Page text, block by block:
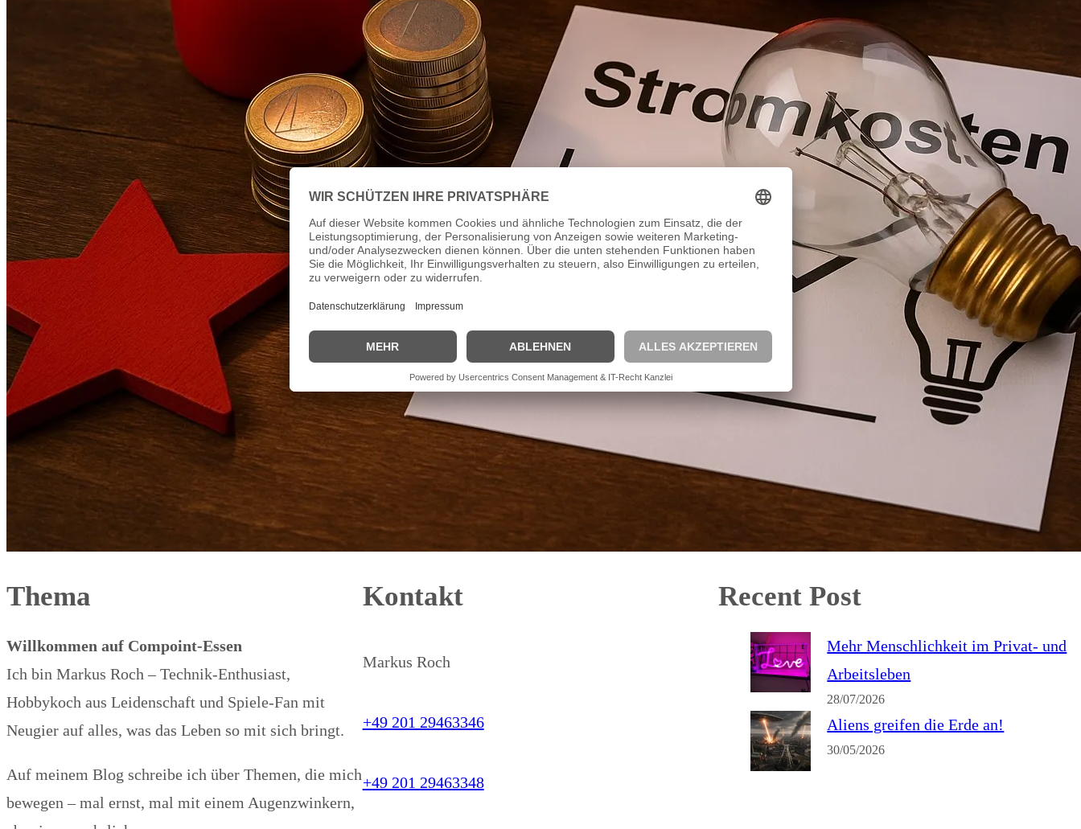
Jedes Jahr grüßt der Energieversorger
Zwischen Adventsfreude und steigenden Stromkosten Weihnachten steht
vor der Tür. Eigentlich eine Zeit der Besinnlichkeit. Eine Zeit, in der man
sich auf den Urlaub freut, auf vertraute Rituale wie das Anzünden einer
Kerze am Sonntag, auf den Duft von Tannenzweigen, Keksen und
Weihnachten im Haus. Auf Weihnachtsmärkte, Lichter, Familie. Und
natürlich auf das alljährliche Dauerfeuer…
Thema
Willkommen auf Compoint-Essen
Ich bin Markus Roch – Technik-Enthusiast,
Hobbykoch aus Leidenschaft und Spiele-Fan mit
Neugier auf alles, was das Leben so mit sich bringt.
Auf meinem Blog schreibe ich über Themen, die mich
bewegen – mal ernst, mal mit einem Augenzwinkern,
Kontakt
Markus Roch
+49 201 29463346
+49 201 29463348
Recent Post
Mehr Menschlichkeit im Privat- und
Arbeitsleben
28/07/2026
Aliens greifen die Erde an!
30/05/2026